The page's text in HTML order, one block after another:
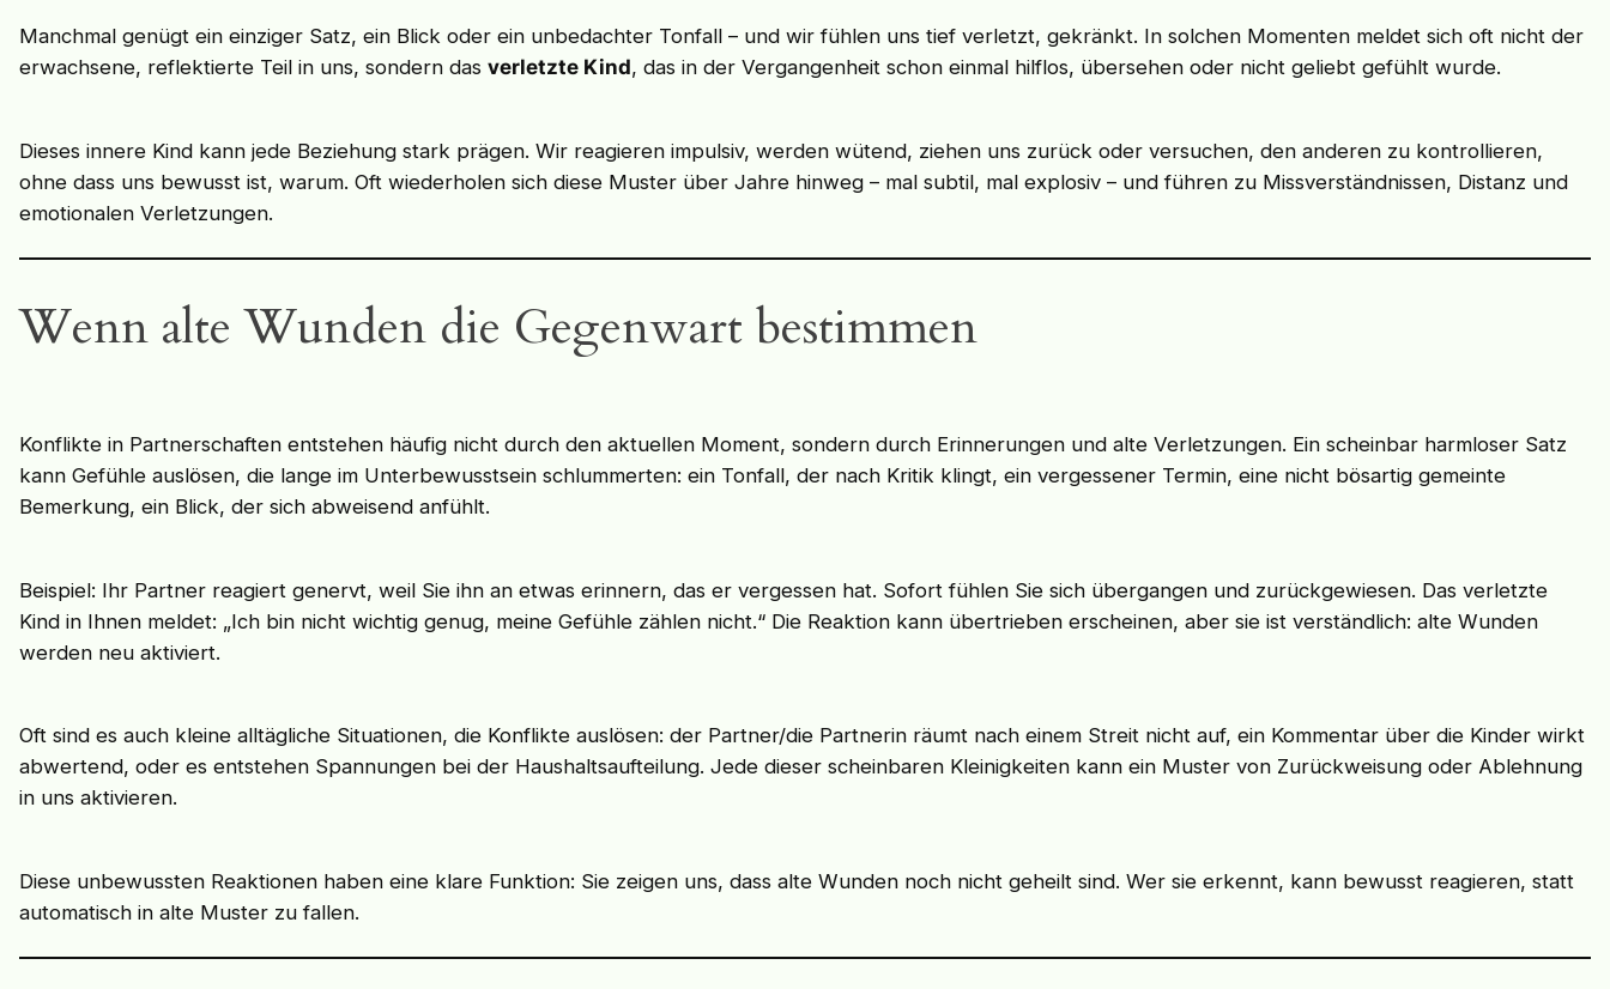
Manchmal genügt ein einziger Satz, ein Blick oder ein unbedachter Tonfall – und wir fühlen uns tief verletzt, gekränkt. In solchen Momenten meldet sich oft nicht der
erwachsene, reflektierte Teil in uns, sondern das verletzte Kind, das in der Vergangenheit schon einmal hilflos, übersehen oder nicht geliebt gefühlt wurde.
Dieses innere Kind kann jede Beziehung stark prägen. Wir reagieren impulsiv, werden wütend, ziehen uns zurück oder versuchen, den anderen zu kontrollieren,
ohne dass uns bewusst ist, warum. Oft wiederholen sich diese Muster über Jahre hinweg – mal subtil, mal explosiv – und führen zu Missverständnissen, Distanz und
emotionalen Verletzungen.
Wenn alte Wunden die Gegenwart bestimmen
Konflikte in Partnerschaften entstehen häufig nicht durch den aktuellen Moment, sondern durch Erinnerungen und alte Verletzungen. Ein scheinbar harmloser Satz
kann Gefühle auslösen, die lange im Unterbewusstsein schlummerten: ein Tonfall, der nach Kritik klingt, ein vergessener Termin, eine nicht bösartig gemeinte
Bemerkung, ein Blick, der sich abweisend anfühlt.
Beispiel: Ihr Partner reagiert genervt, weil Sie ihn an etwas erinnern, das er vergessen hat. Sofort fühlen Sie sich übergangen und zurückgewiesen. Das verletzte
Kind in Ihnen meldet: „Ich bin nicht wichtig genug, meine Gefühle zählen nicht.“ Die Reaktion kann übertrieben erscheinen, aber sie ist verständlich: alte Wunden
werden neu aktiviert.
Oft sind es auch kleine alltägliche Situationen, die Konflikte auslösen: der Partner/die Partnerin räumt nach einem Streit nicht auf, ein Kommentar über die Kinder wirkt
abwertend, oder es entstehen Spannungen bei der Haushaltsaufteilung. Jede dieser scheinbaren Kleinigkeiten kann ein Muster von Zurückweisung oder Ablehnung
in uns aktivieren.
Diese unbewussten Reaktionen haben eine klare Funktion: Sie zeigen uns, dass alte Wunden noch nicht geheilt sind. Wer sie erkennt, kann bewusst reagieren, statt
automatisch in alte Muster zu fallen.